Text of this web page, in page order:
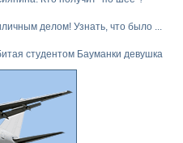
делом! Узнать, что было ...
студентом Бауманки девушка